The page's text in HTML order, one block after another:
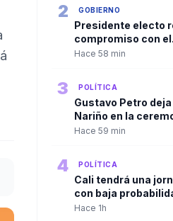
2 GOBIERNO
Presidente electo
compromiso con el
cumplimiento de
Hace 58 min
3 POLÍTICA
Gustavo Petro deja
Nariño en la
relevo presidencial
Hace 59 min
4 POLÍTICA
Cali tendrá una
con baja
durante la posesión
Hace 1h